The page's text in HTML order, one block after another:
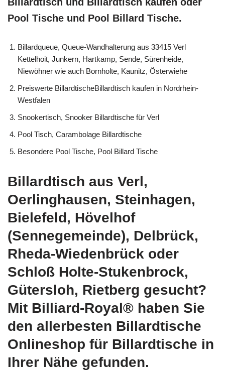
Pool Tische und Pool Billard Tische.
Billardqueue, Queue-Wandhalterung aus 33415 Verl
Kettelhoit, Junkern, Hartkamp, Sende, Sürenheide,
Niewöhner wie auch Bornholte, Kaunitz, Österwiehe
Preiswerte BillardtischeBillardtisch kaufen in Nordrhein-
Westfalen
Snookertisch, Snooker Billardtische für Verl
Pool Tisch, Carambolage Billardtische
Besondere Pool Tische, Pool Billard Tische
Billardtisch aus Verl,
Oerlinghausen, Steinhagen,
Bielefeld, Hövelhof
(Sennegemeinde), Delbrück,
Rheda-Wiedenbrück oder
Schloß Holte-Stukenbrock,
Gütersloh, Rietberg gesucht?
Mit Billiard-Royal® haben Sie
den allerbesten Billardtische
Onlineshop für Billardtische in
Ihrer Nähe gefunden.